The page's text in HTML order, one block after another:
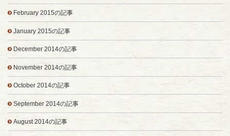
February 2015の記事
January 2015の記事
December 2014の記事
November 2014の記事
October 2014の記事
September 2014の記事
August 2014の記事